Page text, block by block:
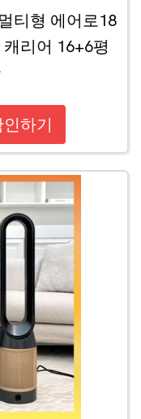
티형 에어로18
리어 16+6평
하기